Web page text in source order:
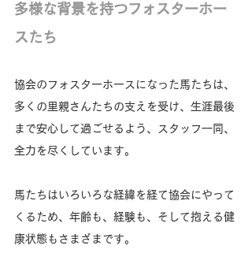
多様な背景を持つフォスターホー
スたち
協会のフォスターホースになった馬たちは、
多くの里親さんたちの支えを受け、生涯最後
まで安心して過ごせるよう、スタッフ一同、
全力を尽くしています。
馬たちはいろいろな経緯を経て協会にやって
くるため、年齢も、経験も、そして抱える健
康状態もさまざまです。